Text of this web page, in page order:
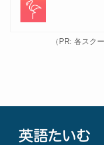
（PR: 各スク